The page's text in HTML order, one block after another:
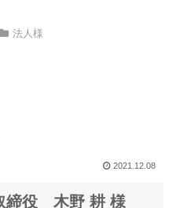
法人様
2021.12.08
締役 木野 耕 様